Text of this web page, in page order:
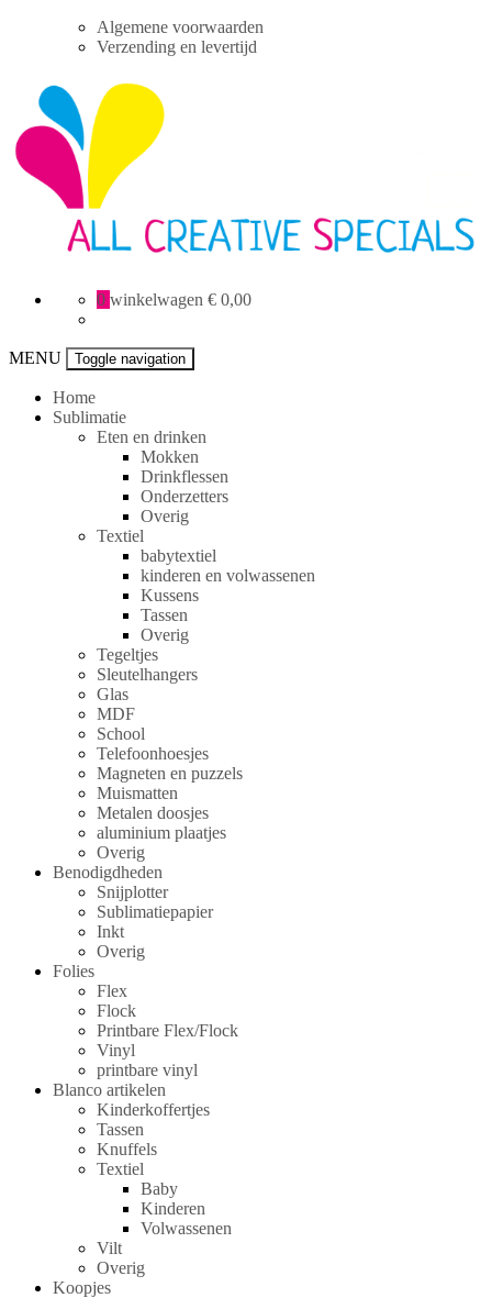
Algemene voorwaarden
Verzending en levertijd
Creative
0 winkelwagen € 0,00
MENU Toggle navigation
Home
Sublimatie
Eten en drinken
Mokken
Drinkflessen
Onderzetters
Overig
Textiel
babytextiel
kinderen en volwassenen
Kussens
Tassen
Overig
Tegeltjes
Sleutelhangers
Glas
MDF
School
Telefoonhoesjes
Magneten en puzzels
Muismatten
Metalen doosjes
aluminium plaatjes
Overig
Benodigdheden
Snijplotter
Sublimatiepapier
Inkt
Overig
Folies
Flex
Flock
Printbare Flex/Flock
Vinyl
printbare vinyl
Blanco artikelen
Kinderkoffertjes
Tassen
Knuffels
Textiel
Baby
Kinderen
Volwassenen
Vilt
Overig
Koopjes